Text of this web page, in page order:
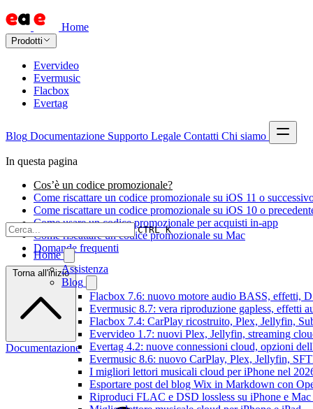
Home
Prodotti
Evervideo
Evermusic
Flacbox
Evertag
Blog Documentazione Supporto Legale Contatti Chi siamo
CTRL K
Home
Assistenza
Blog
Flacbox 7.6: nuovo motore audio BASS, effetti,
Evermusic 8.7: vera riproduzione gapless, effetti
Flacbox 7.4: CarPlay ricostruito, Plex, Jellyfin,
Evervideo 1.7: nuovi Plex, Jellyfin, streaming
Evertag 4.2: nuove connessioni cloud, opzioni
Evermusic 8.6: nuovo CarPlay, Plex, Jellyfin,
I migliori lettori musicali cloud per iPhone nel
Esportare post del blog Wix in Markdown con
Riproduci FLAC e DSD lossless su iPhone e
In questa pagina
Cos’è un codice promozionale?
Come riscattare un codice promozionale su iOS 11 o
Come riscattare un codice promozionale su iOS 10 o
Come usare un codice promozionale per acquisti in-app
Come riscattare un codice promozionale su Mac
Domande frequenti
Torna all'inizio
Documentazione